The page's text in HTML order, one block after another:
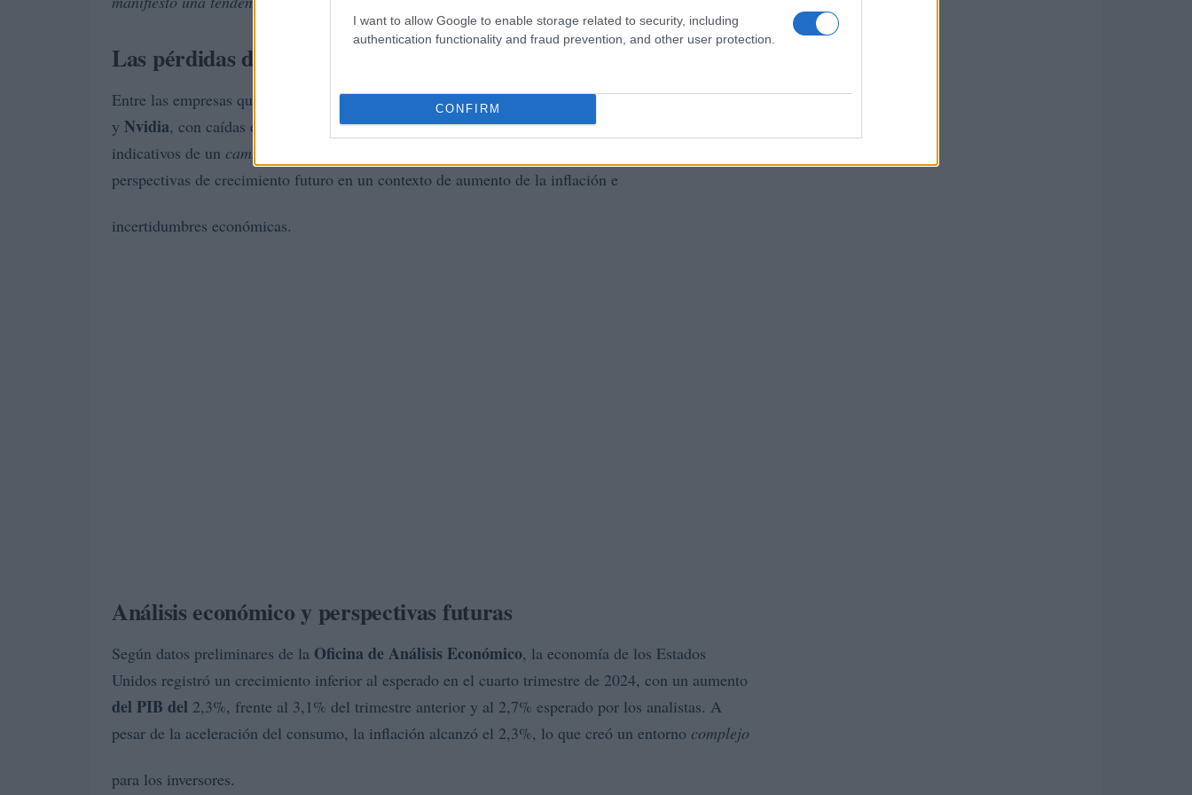
I want to allow Google to enable storage related to security, including
authentication functionality and fraud prevention, and other user protection.
CONFIRM
Las pérdidas de las empresas de tecnología
Entre las empresas que sufrieron las pérdidas más importantes se encuentranComcast,Microsoft
y Nvidia, con caídas del 11%, el 6,3% y el 3,4%, respectivamente. Estos resultados son
indicativos de un cambio en la confianza
perspectivas de crecimiento futuro en un contexto de aumento de la inflación e
incertidumbres económicas.
Análisis económico y perspectivas futuras
Según datos preliminares de la Oficina de Análisis Económico, la economía de los Estados
Unidos registró un crecimiento inferior al esperado en el cuarto trimestre de 2024, con un aumento
del PIB del 2,3%, frente al 3,1% del trimestre anterior y al 2,7% esperado por los analistas. A
pesar de la aceleración del consumo, la inflación alcanzó el 2,3%, lo que creó un entorno complejo
para los inversores.